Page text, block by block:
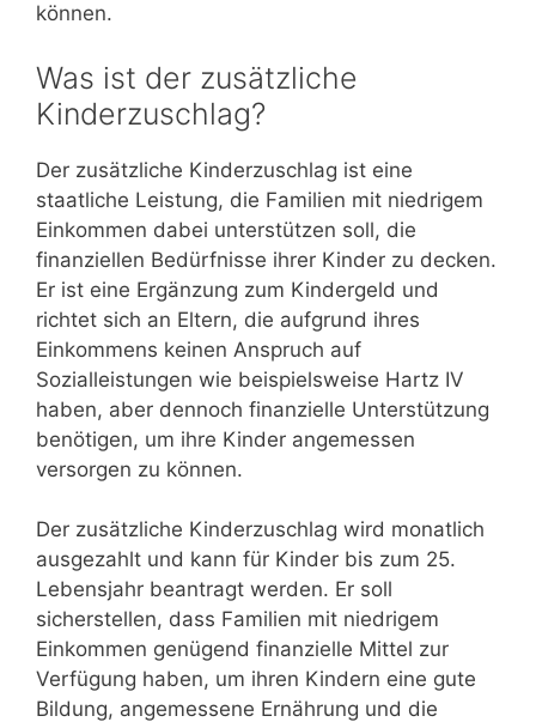
können.
Was ist der zusätzliche
Kinderzuschlag?
Der zusätzliche Kinderzuschlag ist eine
staatliche Leistung, die Familien mit niedrigem
Einkommen dabei unterstützen soll, die
finanziellen Bedürfnisse ihrer Kinder zu decken.
Er ist eine Ergänzung zum Kindergeld und
richtet sich an Eltern, die aufgrund ihres
Einkommens keinen Anspruch auf
Sozialleistungen wie beispielsweise Hartz IV
haben, aber dennoch finanzielle Unterstützung
benötigen, um ihre Kinder angemessen
versorgen zu können.
Der zusätzliche Kinderzuschlag wird monatlich
ausgezahlt und kann für Kinder bis zum 25.
Lebensjahr beantragt werden. Er soll
sicherstellen, dass Familien mit niedrigem
Einkommen genügend finanzielle Mittel zur
Verfügung haben, um ihren Kindern eine gute
Bildung, angemessene Ernährung und die